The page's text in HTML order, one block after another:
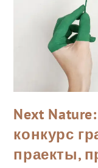
Next
конкурс
праекты,